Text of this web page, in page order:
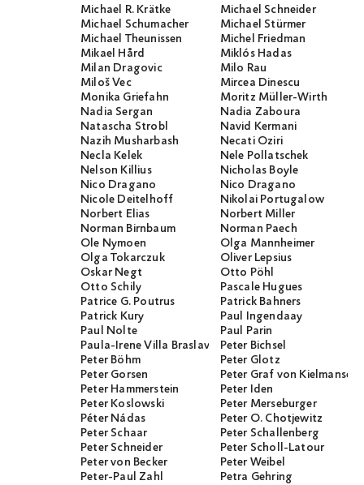
Michael R. Krätke
Michael Schneider
Michael Schumacher
Michael Stürmer
Michael Theunissen
Michel Friedman
Mikael Hård
Miklós Hadas
Milan Dragovic
Milo Rau
Miloš Vec
Mircea Dinescu
Monika Griefahn
Moritz Müller-Wirth
Nadia Sergan
Nadia Zaboura
Natascha Strobl
Navid Kermani
Nazih Musharbash
Necati Öziri
Necla Kelek
Nele Pollatschek
Nelson Killius
Nicholas Boyle
Nico Dragano
Nico Dragano
Nicole Deitelhoff
Nikolai Portugalow
Norbert Elias
Norbert Miller
Norman Birnbaum
Norman Paech
Ole Nymoen
Olga Mannheimer
Olga Tokarczuk
Oliver Lepsius
Oskar Negt
Otto Pöhl
Otto Schily
Pascale Hugues
Patrice G. Poutrus
Patrick Bahners
Patrick Kury
Paul Ingendaay
Paul Nolte
Paul Parin
Paula-Irene Villa BraslavskyPeter Bichsel
Peter Böhm
Peter Glotz
Peter Gorsen
Peter Graf von
Peter Hammerstein
Peter Iden
Peter Koslowski
Peter Merseburger
Péter Nádas
Peter O. Chotjewitz
Peter Schaar
Peter Schallenberg
Peter Schneider
Peter Scholl-Latour
Peter von Becker
Peter Weibel
Peter-Paul Zahl
Petra Gehring